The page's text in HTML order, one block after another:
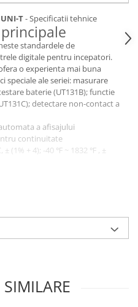
T- Specificatii tehnice
standardele de
digitale pentru incepatori.
o experienta mai buna
speciale ale seriei: masurare
baterie (UT131B); functie
detectare non-contact a
a afisajului
continuitate
(1% + 4); -40 ℉ ~ 1832 ℉ , ±
temperatura, manual
± (0,5% + 2)
+ 2)
(0,8% + 2)
temperatura, manual